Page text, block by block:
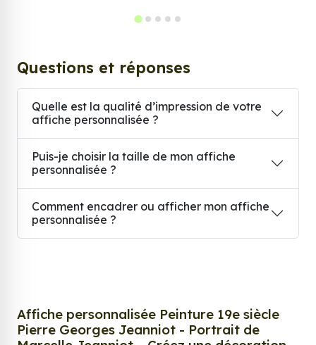
Questions et réponses
Quelle est la qualité d’impression de votre
affiche personnalisée ?
Puis-je choisir la taille de mon affiche
personnalisée ?
Comment encadrer ou afficher mon affiche
personnalisée ?
Affiche personnalisée Peinture 19e siècle
Pierre Georges Jeanniot - Portrait de